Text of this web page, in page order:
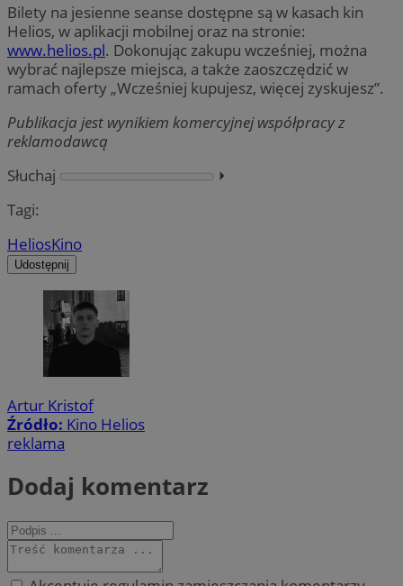
Bilety na jesienne seanse dostępne są w kasach kin
Helios, w aplikacji mobilnej oraz na stronie:
www.helios.pl. Dokonując zakupu wcześniej, można
wybrać najlepsze miejsca, a także zaoszczędzić w
ramach oferty „Wcześniej kupujesz, więcej zyskujesz”.
Publikacja jest wynikiem komercyjnej współpracy z
reklamodawcą
Słuchaj
⏵︎
Tagi:
HeliosKino
Udostępnij
Artur Kristof
Źródło: Kino Helios
reklama
Dodaj komentarz